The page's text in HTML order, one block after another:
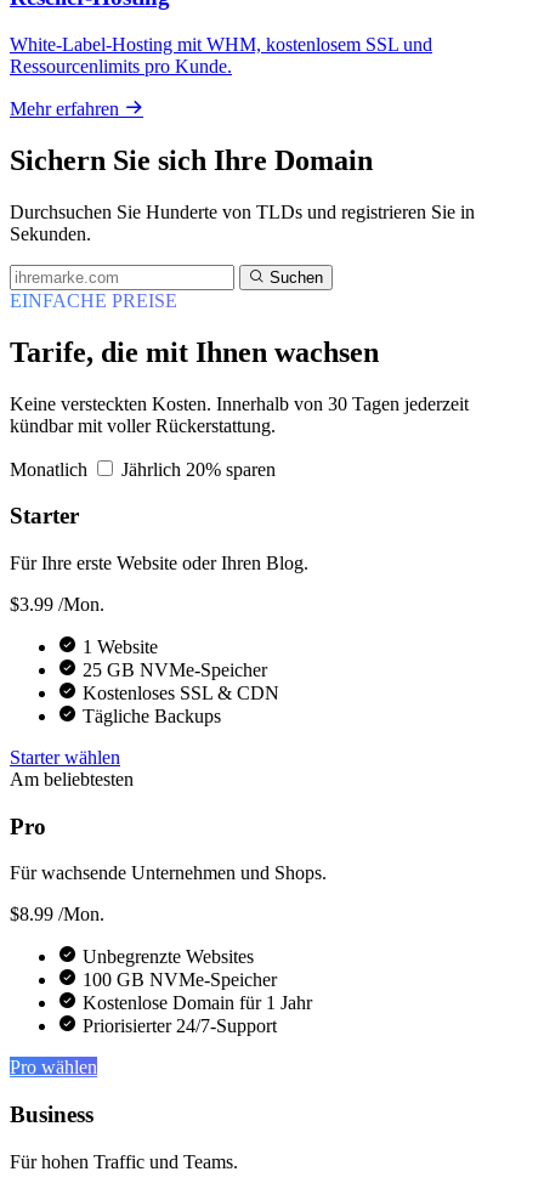
White-Label-Hosting mit WHM, kostenlosem SSL und
Ressourcenlimits pro Kunde.
Mehr erfahren
Sichern Sie sich Ihre Domain
Durchsuchen Sie Hunderte von TLDs und registrieren Sie in
Sekunden.
Suchen
EINFACHE PREISE
Tarife, die mit Ihnen wachsen
Keine versteckten Kosten. Innerhalb von 30 Tagen jederzeit
kündbar mit voller Rückerstattung.
Monatlich Jährlich 20% sparen
Starter
Für Ihre erste Website oder Ihren Blog.
$3.99 /Mon.
1 Website
25 GB NVMe-Speicher
Kostenloses SSL & CDN
Tägliche Backups
Starter wählen
Am beliebtesten
Pro
Für wachsende Unternehmen und Shops.
$8.99 /Mon.
Unbegrenzte Websites
100 GB NVMe-Speicher
Kostenlose Domain für 1 Jahr
Priorisierter 24/7-Support
Pro wählen
Business
Für hohen Traffic und Teams.